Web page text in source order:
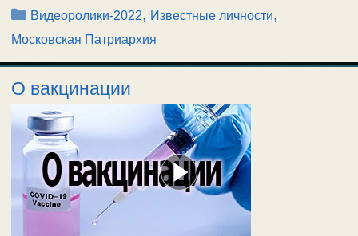
Рубрики
Видеоролики-2022, Известные личности,
Московская Патриархия
О вакцинации